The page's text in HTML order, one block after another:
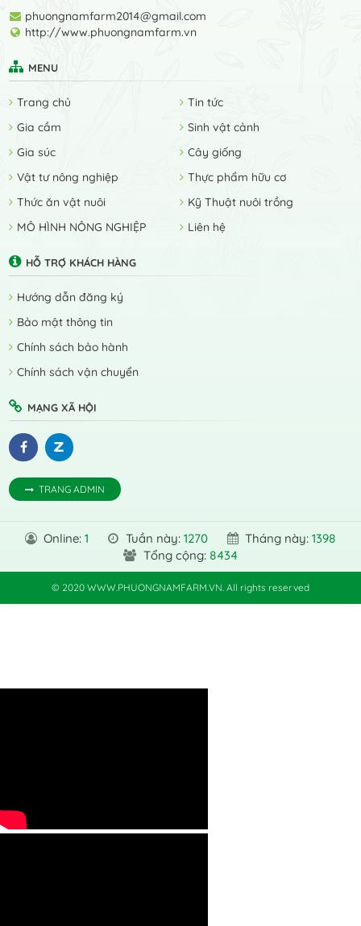
phuongnamfarm2014@gmail.com
http://www.phuongnamfarm.vn
MENU
Trang chủ
Tin tức
Gia cầm
Sinh vật cảnh
Gia súc
Cây giống
Vật tư nông nghiệp
Thực phẩm hữu cơ
Thức ăn vật nuôi
Kỹ Thuật nuôi trồng
MÔ HÌNH NÔNG NGHIỆP
Liên hệ
HỖ TRỢ KHÁCH HÀNG
Hướng dẫn đăng ký
Bảo mật thông tin
Chính sách bảo hành
Chính sách vận chuyển
MẠNG XÃ HỘI
TRANG ADMIN
Online:1 Tuần này: 1270 Tháng này:1398
Tổng cộng: 8434
© 2020 WWW.PHUONGNAMFARM.VN. All rights reserved